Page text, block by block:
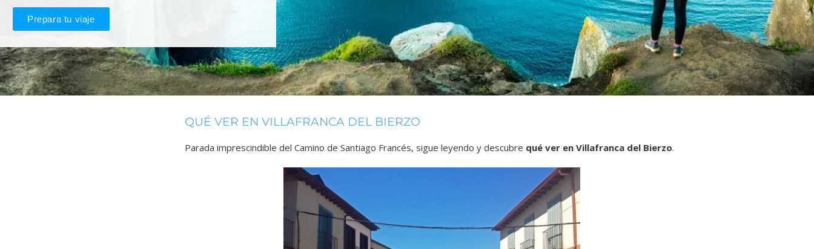
Prepara tu viaje
QUÉ VER EN VILLAFRANCA DEL BIERZO
Parada imprescindible del Camino de Santiago Francés, sigue leyendo y descubre qué ver en Villafranca del Bierzo.